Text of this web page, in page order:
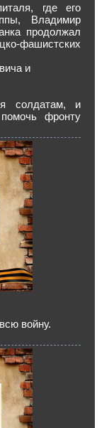
где его
Владимир
продолжал
фашистских
и
солдатам, и
фронту
войну.